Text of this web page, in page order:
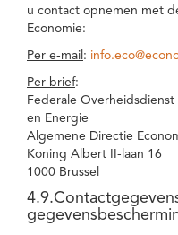
u contact opnemen met
Economie:
Per e-mail :
Per brief:
Federale
en Energie
Algemene Directie
Koning Albert II-laan 16
1000 Brussel